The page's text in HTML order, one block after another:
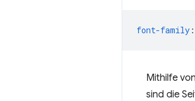
font-family :
Mithilfe
sind die